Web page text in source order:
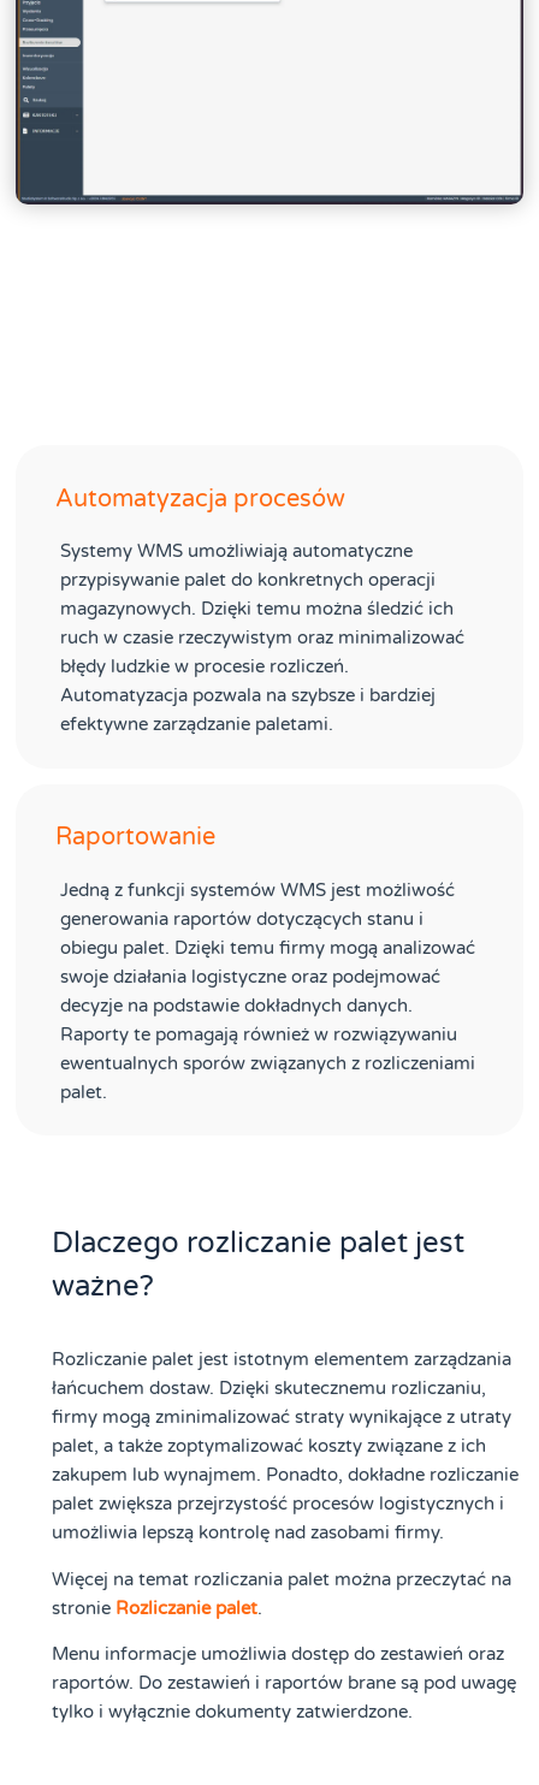
Automatyzacja procesów
Systemy WMS umożliwiają automatyczne
przypisywanie palet do konkretnych operacji
magazynowych. Dzięki temu można śledzić ich
ruch w czasie rzeczywistym oraz minimalizować
błędy ludzkie w procesie rozliczeń.
Automatyzacja pozwala na szybsze i bardziej
efektywne zarządzanie paletami.
Raportowanie
Jedną z funkcji systemów WMS jest możliwość
generowania raportów dotyczących stanu i
obiegu palet. Dzięki temu firmy mogą analizować
swoje działania logistyczne oraz podejmować
decyzje na podstawie dokładnych danych.
Raporty te pomagają również w rozwiązywaniu
ewentualnych sporów związanych z rozliczeniami
palet.
Dlaczego rozliczanie palet jest
ważne?
Rozliczanie palet jest istotnym elementem zarządzania
łańcuchem dostaw. Dzięki skutecznemu rozliczaniu,
firmy mogą zminimalizować straty wynikające z utraty
palet, a także zoptymalizować koszty związane z ich
zakupem lub wynajmem. Ponadto, dokładne rozliczanie
palet zwiększa przejrzystość procesów logistycznych i
umożliwia lepszą kontrolę nad zasobami firmy.
Więcej na temat rozliczania palet można przeczytać na
stronie Rozliczanie palet.
Menu informacje umożliwia dostęp do zestawień oraz
raportów. Do zestawień i raportów brane są pod uwagę
tylko i wyłącznie dokumenty zatwierdzone.